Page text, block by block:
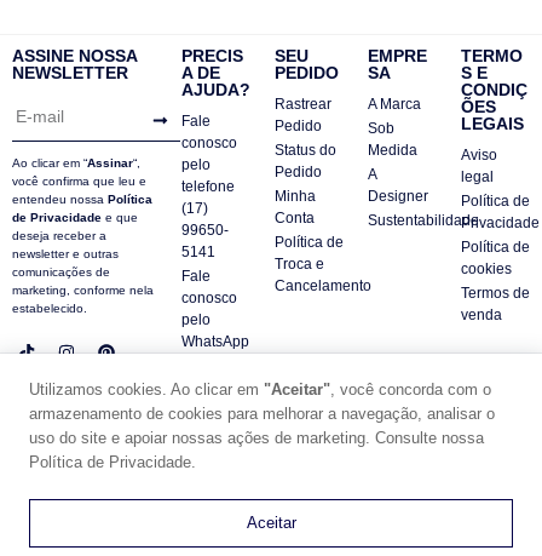
ASSINE NOSSA
NEWSLETTER
Ao clicar em “Assinar“,
você confirma que leu e
entendeu nossa Política
de Privacidade e que
deseja receber a
newsletter e outras
comunicações de
marketing, conforme nela
estabelecido.
PRECIS
A DE
AJUDA?
Fale
conosco
pelo
telefone
(17)
99650-
5141
Fale
conosco
pelo
WhatsApp
FAQ
SEU
PEDIDO
Rastrear
Pedido
Status do
Pedido
Minha
Conta
Política de
Troca e
Cancelamento
EMPRE
SA
A Marca
Sob
Medida
A
Designer
Sustentabilidade
TERMO
S E
CONDIÇ
ÕES
LEGAIS
Aviso
legal
Política de
Privacidade
Política de
cookies
Termos de
venda
© DUE PANNO - 2024 -
CNPJ18.684.752/0001-84
0
Utilizamos cookies. Ao clicar em "Aceitar", você concorda com o
armazenamento de cookies para melhorar a navegação, analisar o
uso do site e apoiar nossas ações de marketing. Consulte nossa
Política de Privacidade.
Aceitar